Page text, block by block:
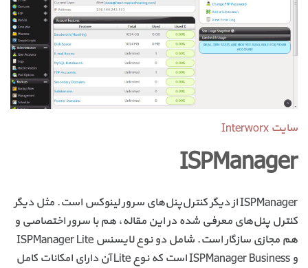
سایت Interworx
ISPManager
ISPManager از دیگر کنترل‌پنل‌های سرور لینوکس است. مثل دیگر
کنترل پنل‌های معرفی شده در این مقاله، هم با سرور اختصاصی و
هم مجازی سازگار است. شامل دو نوع لایسنس ISPManager Lite
و ISPManager Business است که نوع Lite آن دارای امکانات کامل